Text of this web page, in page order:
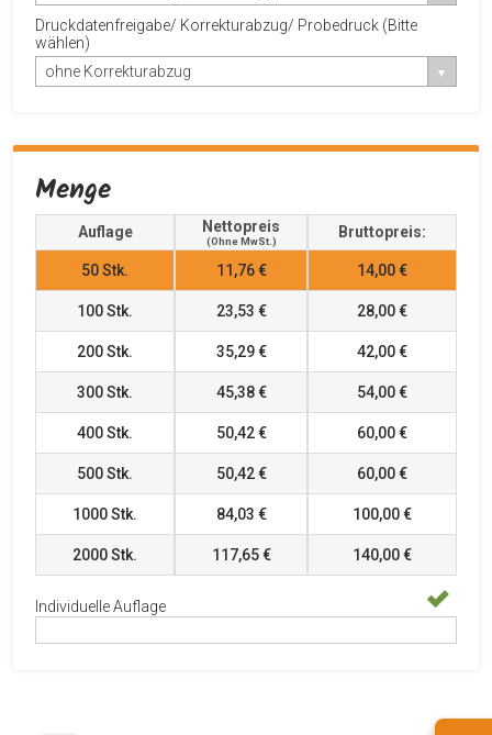
Druckdatenfreigabe/ Korrekturabzug/ Probedruck (Bitte
wählen)
ohne Korrekturabzug
Menge
Auflage Nettopreis
(ohne MwSt.)
Bruttopreis:
50Stk. 11,76 € 14,00 €
100Stk. 23,53 € 28,00 €
200Stk. 35,29 € 42,00 €
300Stk. 45,38 € 54,00 €
400Stk. 50,42 € 60,00 €
500Stk. 50,42 € 60,00 €
1000Stk. 84,03 € 100,00 €
2000Stk. 117,65 € 140,00 €
Individuelle Auflage